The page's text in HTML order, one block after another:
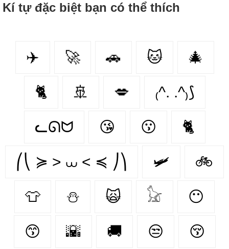
Kí tự đặc biệt bạn có thể thích
✈️ 🚀 🚗 🐱 🎄
🐈 🚢 💋 ₍^. .^₎⟆
ᓚᘏᗢ 😘 😗 🐈‍
⎛⎝ ≽ > ⩊ < ≼ ⎠⎞ 🛩 🚲
👕 ⛄ 🙀 𓃠 😶
😙 🌇 🚚 😒 😚